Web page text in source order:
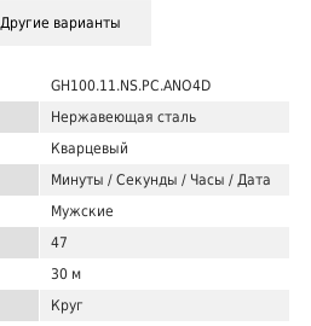
Другие варианты
GH100.11.NS.PC.ANO4D
Нержавеющая сталь
Кварцевый
Минуты / Секунды / Часы / Дата
Мужские
47
30 м
Круг